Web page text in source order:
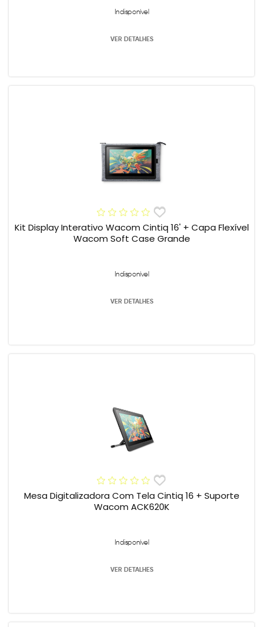
Indisponível
VER DETALHES
Kit Display Interativo Wacom Cintiq 16' + Capa Flexível
Wacom Soft Case Grande
Indisponível
VER DETALHES
Mesa Digitalizadora Com Tela Cintiq 16 + Suporte
Wacom ACK620K
Indisponível
VER DETALHES